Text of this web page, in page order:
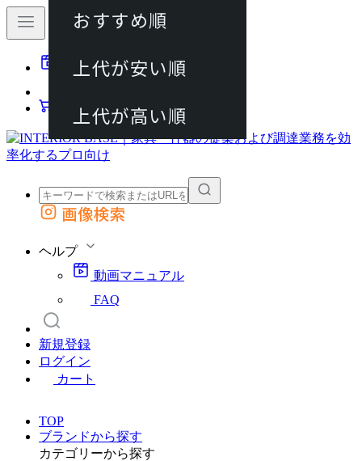
動画マニュアル
カート
外部サイトの商品をカートに追加
画像検索
ヘルプ
動画マニュアル
FAQ
新規登録
ログイン
カート
TOP
ブランドから探す
カテゴリーから探す
おすすめ順
上代が安い順
上代が高い順